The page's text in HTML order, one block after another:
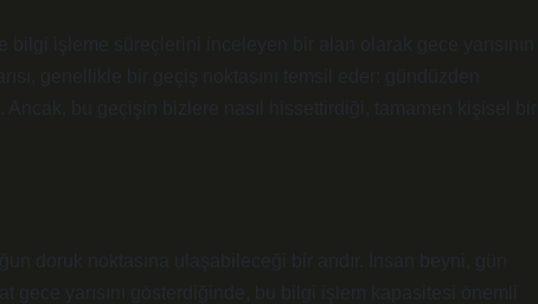
bilgi işleme süreçlerini inceleyen bir alan olarak gece yarısının
genellikle bir geçiş noktasını temsil eder: gündüzden
bu geçişin bizlere nasıl hissettirdiği, tamamen kişisel bir
doruk noktasına ulaşabileceği bir andır. İnsan beyni, gün
gece yarısını gösterdiğinde, bu bilgi işlem kapasitesi önemli